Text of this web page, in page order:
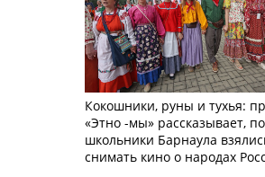
Кокошники, руны и тухья:
«Этно -мы» рассказывает,
школьники Барнаула
снимать кино о народах